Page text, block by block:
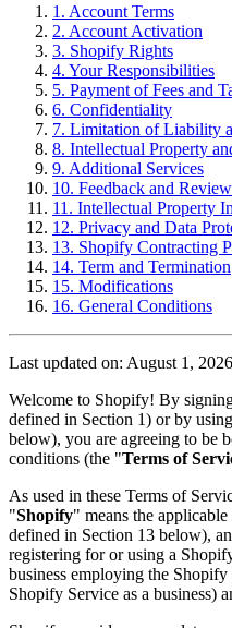
1. Account Terms
2. Account Activation
3. Shopify Rights
4. Your Responsibilities
5. Payment of Fees and
6. Confidentiality
7. Limitation of Liability
8. Intellectual Property
9. Additional Services
10. Feedback and
11. Intellectual Property
12. Privacy and Data
13. Shopify Contracting
14. Term and Termination
15. Modifications
16. General Conditions
Last updated on: August 1, 2026
Welcome to Shopify! By
defined in Section 1) or by
below), you are agreeing to be
conditions (the "Terms of
As used in these Terms of
"Shopify" means the
defined in Section 13 below),
registering for or using a
business employing the
Shopify Service as a business)